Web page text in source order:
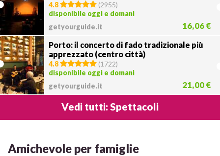
4.8 (2955)
disponibile oggi e domani
getyourguide.it
16,06 €
Porto: il concerto di fado tradizionale più
apprezzato (centro città)
4.8 (1722)
disponibile oggi e domani
getyourguide.it
21,00 €
Vedi tutti: Spettacoli
Amichevole per famiglie